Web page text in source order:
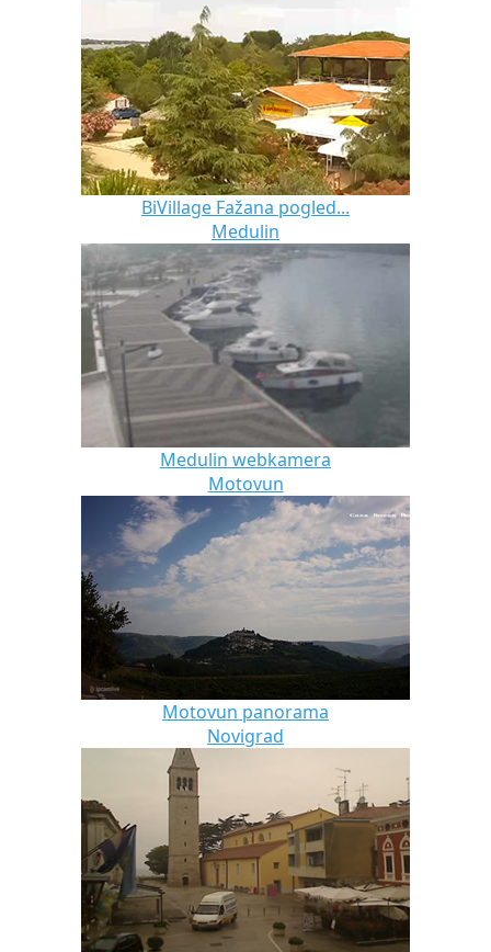
BiVillage Fažana pogled...
Medulin
Medulin webkamera
Motovun
Motovun panorama
Novigrad